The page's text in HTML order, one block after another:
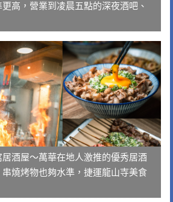
高，營業到凌晨五點的深夜酒吧、
酒屋～萬華在地人激推的優秀居酒
燒烤物也夠水準，捷運龍山寺美食